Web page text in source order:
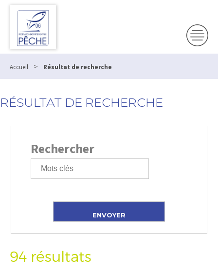
Accueil > Résultat de recherche
RÉSULTAT DE RECHERCHE
Rechercher
94 résultats